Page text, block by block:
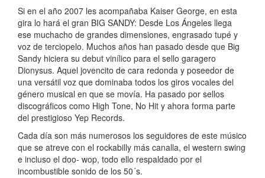
Si en el año 2007 les acompañaba Kaiser George, en esta
gira lo hará el gran BIG SANDY: Desde Los Ángeles llega
ese muchacho de grandes dimensiones, engrasado tupé y
voz de terciopelo. Muchos años han pasado desde que Big
Sandy hiciera su debut vinílico para el sello garagero
Dionysus. Aquel jovencito de cara redonda y poseedor de
una versátil voz que dominaba todos los giros vocales del
género musical en que se movía. Ha pasado por sellos
discográficos como High Tone, No Hit y ahora forma parte
del prestigioso Yep Records.
Cada día son más numerosos los seguidores de este músico
que se atreve con el rockabilly más canalla, el western swing
e incluso el doo- wop, todo ello respaldado por el
incombustible sonido de los 50´s.